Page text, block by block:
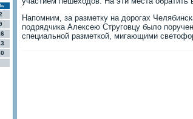
Напомним, за разметку на дорогах
подрядчика Алексею Струговцу было
специальной разметкой, мигающими